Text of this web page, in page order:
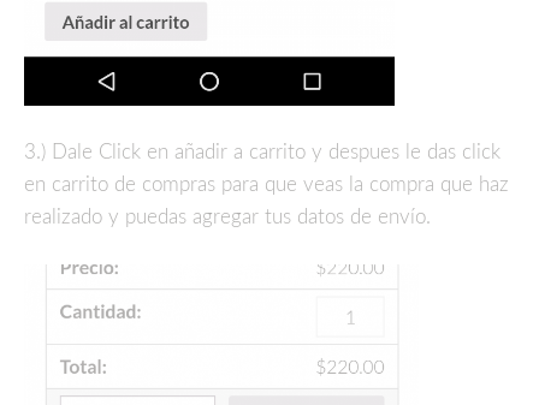
3.) Dale Click en añadir a carrito y despues le das click
en carrito de compras para que veas la compra que haz
realizado y puedas agregar tus datos de envío.